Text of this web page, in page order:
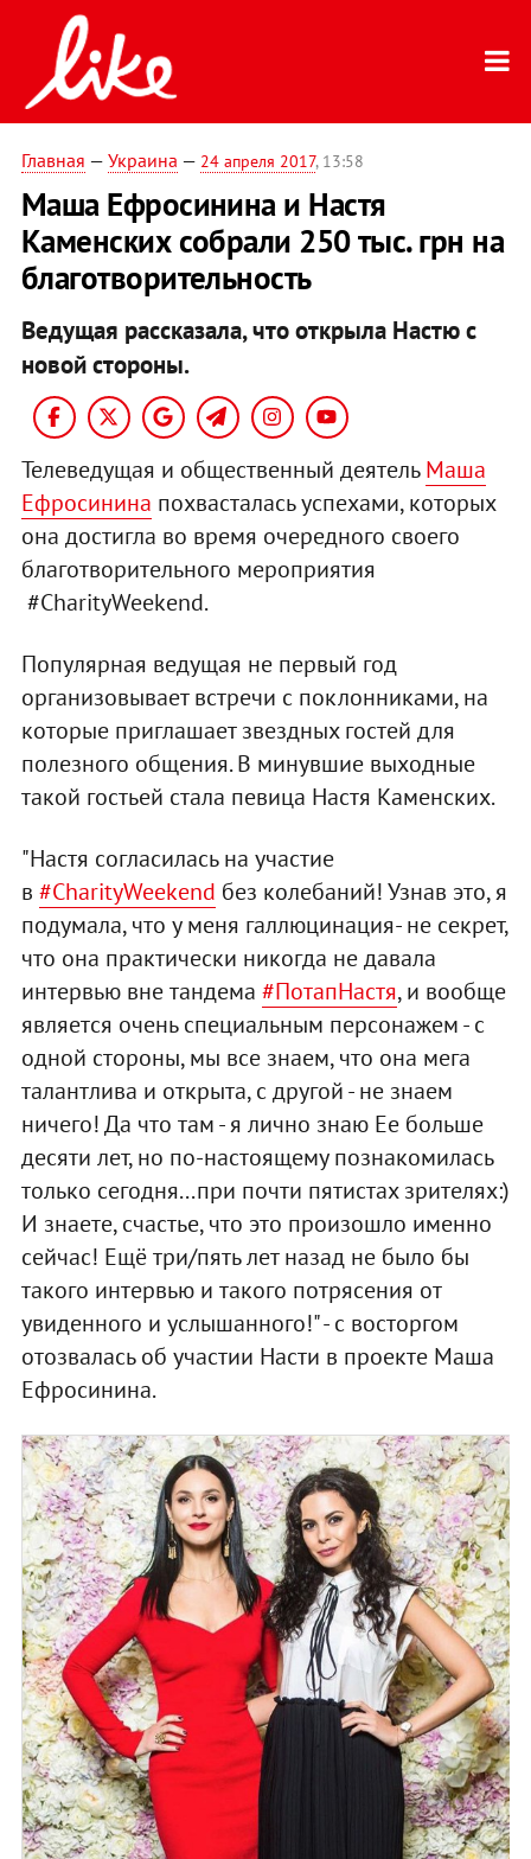
Главная — Украина — 24 апреля 2017, 13:58
Маша Ефросинина и Настя
Каменских собрали 250 тыс. грн на
благотворительность
Ведущая рассказала, что открыла Настю с
новой стороны.
Телеведущая и общественный деятельМаша
Ефроcинина похвасталась успехами, которых
она достигла во время очередного своего
благотворительного мероприятия
#CharityWeekend.
Популярная ведущая не первый год
организовывает встречи с поклонниками, на
которые приглашает звездных гостей для
полезного общения. В минувшие выходные
такой гостьей стала певица Настя Каменских.
"Настя согласилась на участие
в #CharityWeekend без колебаний! Узнав это, я
подумала, что у меня галлюцинация- не секрет,
что она практически никогда не давала
интервью вне тандема #ПотапНастя, и вообще
является очень специальным персонажем - с
одной стороны, мы все знаем, что она мега
талантлива и открыта, с другой - не знаем
ничего! Да что там - я лично знаю Ее больше
десяти лет, но по-настоящему познакомилась
только сегодня...при почти пятистах зрителях:)
И знаете, счастье, что это произошло именно
сейчас! Ещё три/пять лет назад не было бы
такого интервью и такого потрясения от
увиденного и услышанного!" - с восторгом
отозвалась об участии Насти в проекте Маша
Ефросинина.